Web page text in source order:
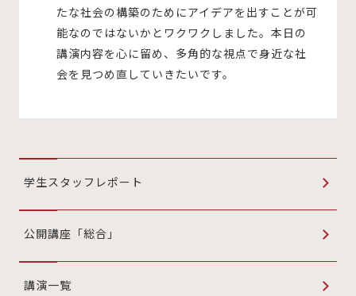
たな社会の構築のためにアイデアを出すことが可
能なのではないかとワクワクしました。本日の
講演内容を心に留め、多角的な視点で身近な社
会を見つめ直していきたいです。
学生スタッフレポート
公開講座「総合」
講演一覧